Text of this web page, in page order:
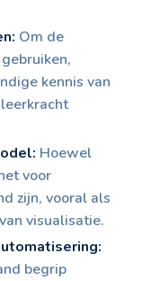
Om de
kennis van
Hoewel
voor
zijn, vooral als
visualisatie.
begrip